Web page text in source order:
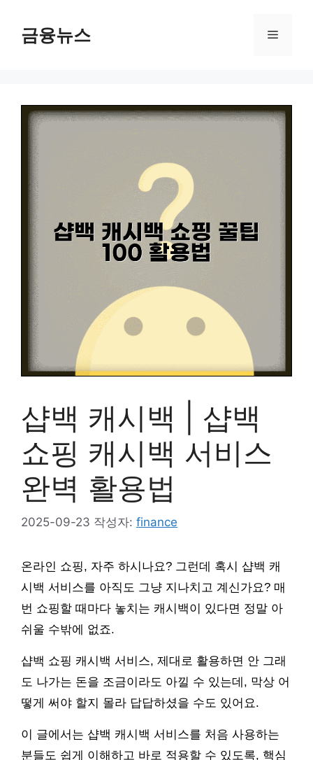
금융뉴스 메
샵백 캐시백 | 샵백
쇼핑 캐시백 서비스
완벽 활용법
2025-09-23 작성자: finance
온라인 쇼핑, 자주 하시나요? 그런데 혹시 샵백 캐
시백 서비스를 아직도 그냥 지나치고 계신가요? 매
번 쇼핑할 때마다 놓치는 캐시백이 있다면 정말 아
쉬울 수밖에 없죠.
샵백 쇼핑 캐시백 서비스, 제대로 활용하면 안 그래
도 나가는 돈을 조금이라도 아낄 수 있는데, 막상 어
떻게 써야 할지 몰라 답답하셨을 수도 있어요.
이 글에서는 샵백 캐시백 서비스를 처음 사용하는
분들도 쉽게 이해하고 바로 적용할 수 있도록, 핵심